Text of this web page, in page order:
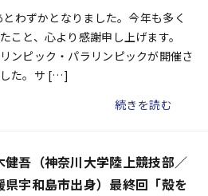
わずかとなりました。今年も多く
こと、心より感謝申し上げます。
ンピック・パラリンピックが開催さ
た。サ […]
続きを読む
健吾（神奈川大学陸上競技部／
県宇和島市出身）最終回「殻を